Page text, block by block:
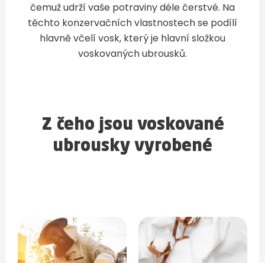
čemuž udrží vaše potraviny déle čerstvé. Na
těchto konzervačních vlastnostech se podílí
hlavně včelí vosk, který je hlavní složkou
voskovaných ubrousků.
Z čeho jsou voskované
ubrousky vyrobené